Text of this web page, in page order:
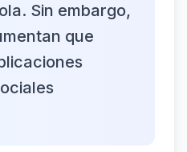
Sin embargo,
que